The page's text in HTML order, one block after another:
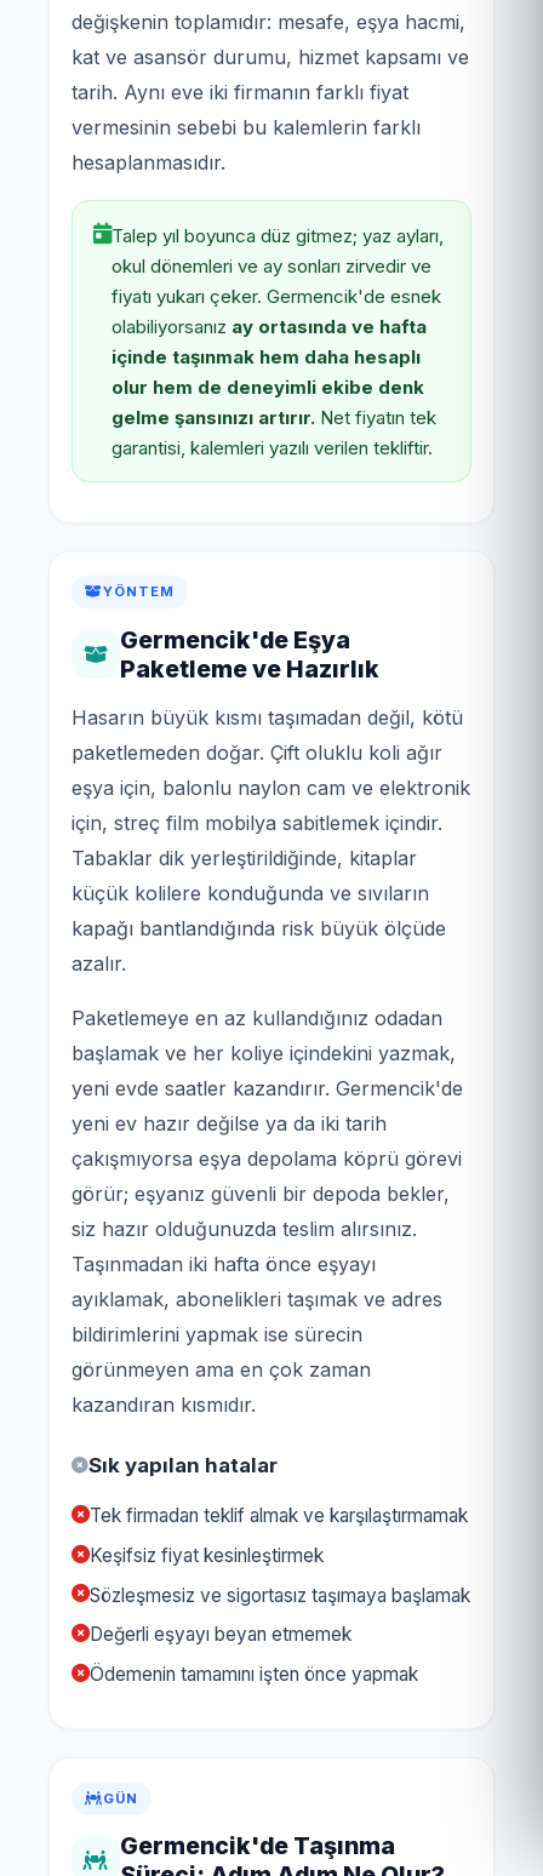
değişkenin toplamıdır: mesafe, eşya hacmi,
kat ve asansör durumu, hizmet kapsamı ve
tarih. Aynı eve iki firmanın farklı fiyat
vermesinin sebebi bu kalemlerin farklı
hesaplanmasıdır.
Talep yıl boyunca düz gitmez; yaz ayları,
okul dönemleri ve ay sonları zirvedir ve
fiyatı yukarı çeker. Germencik'de esnek
olabiliyorsanız ay ortasında ve hafta
içinde taşınmak hem daha hesaplı
olur hem de deneyimli ekibe denk
gelme şansınızı artırır. Net fiyatın tek
garantisi, kalemleri yazılı verilen tekliftir.
YÖNTEM
Germencik'de Eşya
Paketleme ve Hazırlık
Hasarın büyük kısmı taşımadan değil, kötü
paketlemeden doğar. Çift oluklu koli ağır
eşya için, balonlu naylon cam ve elektronik
için, streç film mobilya sabitlemek içindir.
Tabaklar dik yerleştirildiğinde, kitaplar
küçük kolilere konduğunda ve sıvıların
kapağı bantlandığında risk büyük ölçüde
azalır.
Paketlemeye en az kullandığınız odadan
başlamak ve her koliye içindekini yazmak,
yeni evde saatler kazandırır. Germencik'de
yeni ev hazır değilse ya da iki tarih
çakışmıyorsa eşya depolama köprü görevi
görür; eşyanız güvenli bir depoda bekler,
siz hazır olduğunuzda teslim alırsınız.
Taşınmadan iki hafta önce eşyayı
ayıklamak, abonelikleri taşımak ve adres
bildirimlerini yapmak ise sürecin
görünmeyen ama en çok zaman
kazandıran kısmıdır.
Sık yapılan hatalar
Tek firmadan teklif almak ve karşılaştırmamak
Keşifsiz fiyat kesinleştirmek
Sözleşmesiz ve sigortasız taşımaya başlamak
Değerli eşyayı beyan etmemek
Ödemenin tamamını işten önce yapmak
GÜN
Germencik'de Taşınma